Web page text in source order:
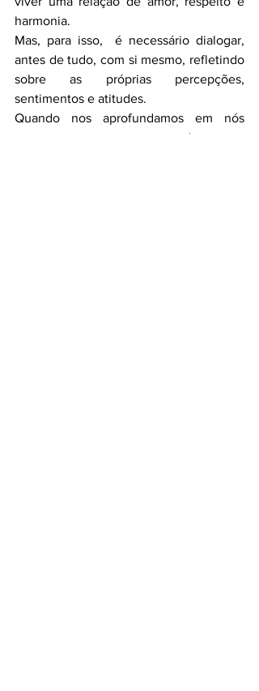
harmonia.
Mas, para isso,  é necessário dialogar,
antes de tudo, com si mesmo, refletindo
sobre as próprias percepções,
sentimentos e atitudes.
Quando nos aprofundamos em nós
mesmos, e temos a coragem de nos ver